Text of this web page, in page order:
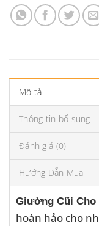
Mô tả
Thông tin bổ sung
Đánh giá (0)
Hướng Dẫn Mua
Giường Cũi Cho
hoàn hảo cho